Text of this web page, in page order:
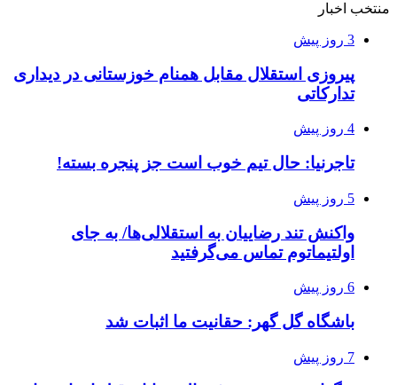
منتخب اخبار
3 روز پیش
پیروزی استقلال مقابل همنام خوزستانی در دیداری
تدارکاتی
4 روز پیش
تاجرنیا: حال تیم خوب است جز پنجره بسته!
5 روز پیش
واکنش تند رضاییان به استقلالی‌ها/ به جای
اولتیماتوم تماس می‌گرفتید
6 روز پیش
باشگاه گل گهر: حقانیت ما اثبات شد
7 روز پیش